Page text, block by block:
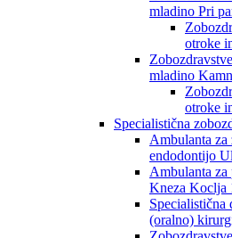
mladino Pri
otroke
mladino
otroke
Specialistična
Ambulanta za
endodontijo
Ambulanta
Kneza Koclja
Specialistična
(oralno)